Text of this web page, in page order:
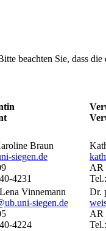
beachten Sie, dass
Braun
siegen.de
4231
AR
Vinnemann
siegen.de
4224
Dr.
AR